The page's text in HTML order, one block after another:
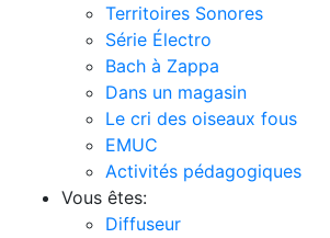
Territoires Sonores
Série Électro
Bach à Zappa
Dans un magasin
Le cri des oiseaux fous
EMUC
Activités pédagogiques
Vous êtes:
Diffuseur